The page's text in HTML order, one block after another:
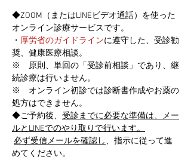
◆ZOOM（またはLINEビデオ通話）を使った
オンライン診療サービスです。
・ 厚労省のガイドラインに遵守した、受診勧
奨、健康医療相談。
※　原則、単回の「受診前相談」であり、継
続診療は行いません。
※　オンライン初診では診断書作成やお薬の
処方はできません。
◆ご予約後、 受診までに必要な準備は、メー
ルとLINEでのやり取りで行います。
必ず受信メールを確認し、指示に従って進
めてください。